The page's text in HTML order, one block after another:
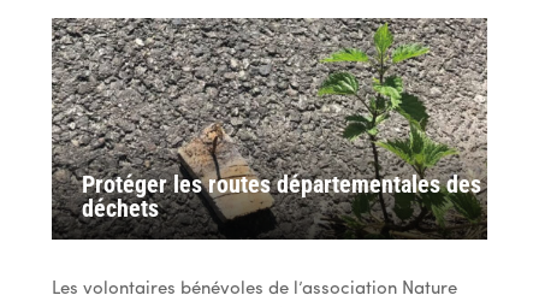
Protéger les routes départementales des
déchets
Les volontaires bénévoles de l’association Nature